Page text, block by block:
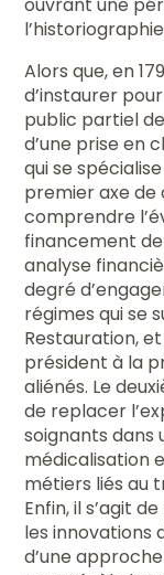
Alors que, en
d’instaurer
public partiel
d’une prise en
qui se
premier axe de
comprendre
financement
analyse
degré
régimes qui se
Restauration,
président à la
aliénés. Le
de replacer
soignants dans
médicalisation
métiers liés au
Enfin, il s’agit
les innovations
d’une